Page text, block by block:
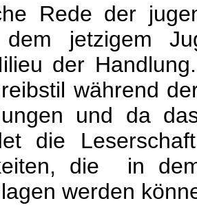
Rede der
dem jetzigem
der
während
und da
die
die in
werden